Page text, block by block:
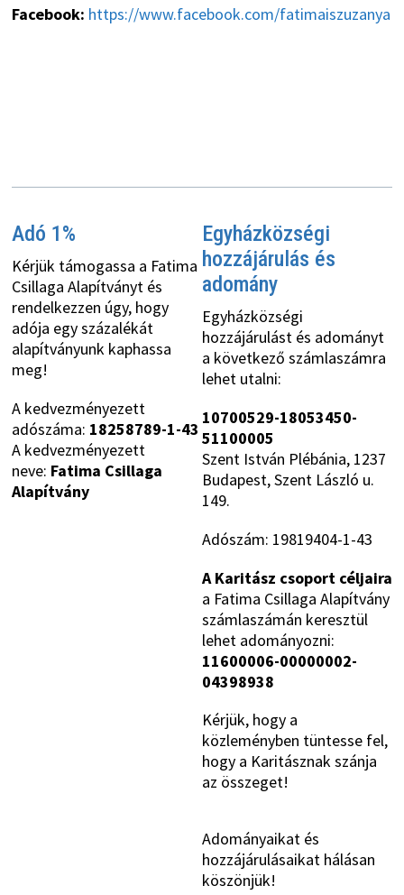
Facebook: https://www.facebook.com/fatimaiszuzanya
Adó 1%
Kérjük támogassa a Fatima
Csillaga Alapítványt és
rendelkezzen úgy, hogy
adója egy százalékát
alapítványunk kaphassa
meg!
A kedvezményezett
adószáma: 18258789-1-43
A kedvezményezett
neve: Fatima Csillaga
Alapítvány
Egyházközségi
hozzájárulás és
adomány
Egyházközségi
hozzájárulást és adományt
a következő számlaszámra
lehet utalni:
10700529-18053450-
51100005
Szent István Plébánia, 1237
Budapest, Szent László u.
149.
Adószám: 19819404-1-43
A Karitász csoport céljaira
a Fatima Csillaga Alapítvány
számlaszámán keresztül
lehet adományozni:
11600006-00000002-
04398938
Kérjük, hogy a
közleményben tüntesse fel,
hogy a Karitásznak szánja
az összeget!
Adományaikat és
hozzájárulásaikat hálásan
köszönjük!